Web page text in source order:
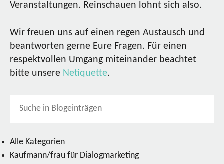
Veranstaltungen. Reinschauen lohnt sich also.
Wir freuen uns auf einen regen Austausch und
beantworten gerne Eure Fragen. Für einen
respektvollen Umgang miteinander beachtet
bitte unsere Netiquette.
Alle Kategorien
Kaufmann/frau für Dialogmarketing